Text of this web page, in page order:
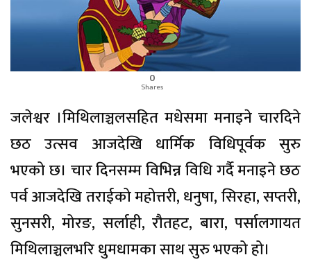
0
Shares
जलेश्वर ।मिथिलाञ्चलसहित मधेसमा मनाइने चारदिने
छठ उत्सव आजदेखि धार्मिक विधिपूर्वक सुरु
भएको छ। चार दिनसम्म विभिन्न विधि गर्दै मनाइने छठ
पर्व आजदेखि तराईको महोत्तरी, धनुषा, सिरहा, सप्तरी,
सुनसरी, मोरङ, सर्लाही, रौतहट, बारा, पर्सालगायत
मिथिलाञ्चलभरि धुमधामका साथ सुरु भएको हो।